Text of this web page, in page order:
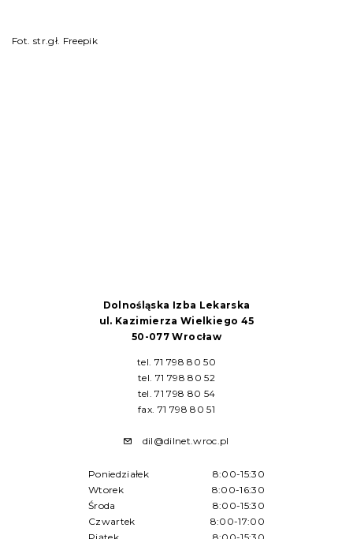
Fot. str.gł. Freepik
Dolnośląska Izba Lekarska
ul. Kazimierza Wielkiego 45
50-077 Wrocław
tel. 71 798 80 50
tel. 71 798 80 52
tel. 71 798 80 54
fax. 71 798 80 51
dil@dilnet.wroc.pl
Poniedziałek
8:00-15:30
Wtorek
8:00-16:30
Środa
8:00-15:30
Czwartek
8:00-17:00